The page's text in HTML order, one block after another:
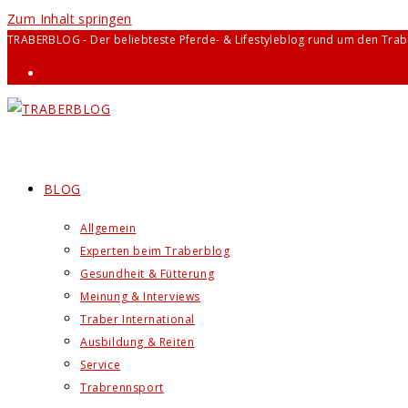
Zum Inhalt springen
TRABERBLOG - Der beliebteste Pferde- & Lifestyleblog rund um den
BLOG
Allgemein
Experten beim Traberblog
Gesundheit & Fütterung
Meinung & Interviews
Traber International
Ausbildung & Reiten
Service
Trabrennsport